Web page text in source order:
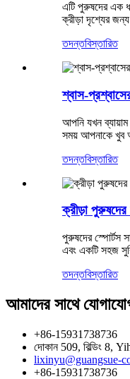
এটি পুরুষদের এক
ক্রীড়া দৃশ্যের
তদন্তবিস্তারিত
শ্বাস-
আপনি যখন
সময় আপনাকে খুব
তদন্তবিস্তারিত
ক্রীড়া
পুরুষদের স্পোর্টস
এবং একটি সহজ
তদন্তবিস্তারিত
আমাদের সাথে
+86-15931738736
দোকান 509, বিল্ডিং 8,
lixinyu@guangsue-
+86-15931738736